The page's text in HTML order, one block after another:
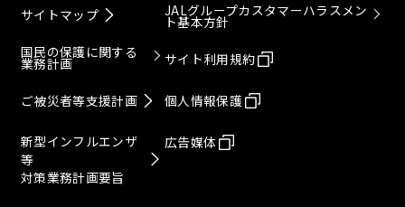
サイトマップ
国民の保護に関する
業務計画
ご被災者等支援計画
新型インフルエンザ
等
対策業務計画要旨
JALグループカスタマーハラスメン
ト基本方針
サイト利用規約
個人情報保護
広告媒体